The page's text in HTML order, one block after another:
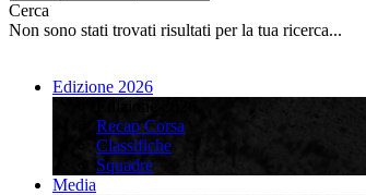
Cerca
Non sono stati trovati risultati per la tua ricerca...
Edizione 2026
Recap Corsa
Classifiche
Squadre
Media